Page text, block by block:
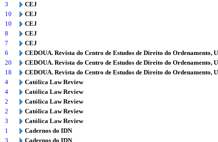
3
CEJ
10
CEJ
10
CEJ
8
CEJ
7
CEJ
6
CEDOUA. Revista do Centro de Estudos de Direito do Ordenamento,
20
CEDOUA. Revista do Centro de Estudos de Direito do Ordenamento,
18
CEDOUA. Revista do Centro de Estudos de Direito do Ordenamento,
4
Católica Law Review
4
Católica Law Review
2
Católica Law Review
2
Católica Law Review
3
Católica Law Review
1
Cadernos do IDN
3
Cadernos do IDN